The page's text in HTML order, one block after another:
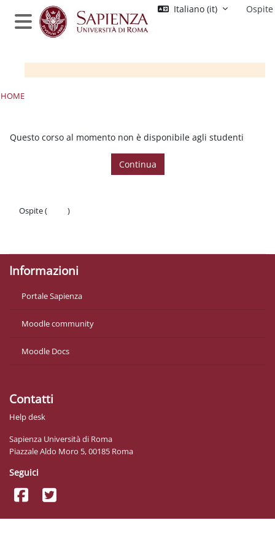
Vai al contenuto principale
Pannello laterale
Italiano ‎(it)‎ Ospite
HOME
Questo corso al momento non è disponibile agli studenti
Continua
Ospite (
)
Informazioni
Portale Sapienza
Moodle community
Moodle Docs
Contatti
Help desk
Sapienza Università di Roma
Piazzale Aldo Moro 5, 00185 Roma
Seguici